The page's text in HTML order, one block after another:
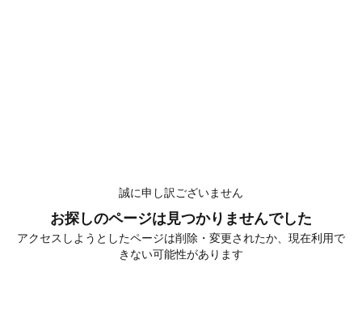
誠に申し訳ございません
お探しのページは見つかりませんでした
アクセスしようとしたページは削除・変更されたか、現在利用で
きない可能性があります